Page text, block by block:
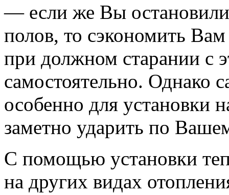
— если же Вы
полов, то сэкономить
при должном старании с
самостоятельно. Однако
особенно для
заметно ударить по
С помощью установки
на других видах